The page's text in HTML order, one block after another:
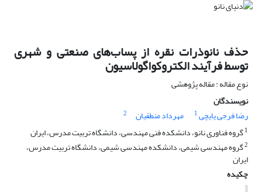
حذف نانوذرات نقره از پساب‌های صنعتی و شهری
توسط فرآیند الکتروکواگولاسیون
نوع مقاله : مقاله پژوهشی
نویسندگان
رضا فرجی یایچی1 مهرداد منطقیان
2
1گروه فناوری نانو، دانشکده فنی مهندسی، دانشگاه تربیت مدرس، ایران
2گروه مهندسی شیمی، دانشکده مهندسی شیمی، دانشگاه تربیت مدرس،
ایران
چکیده